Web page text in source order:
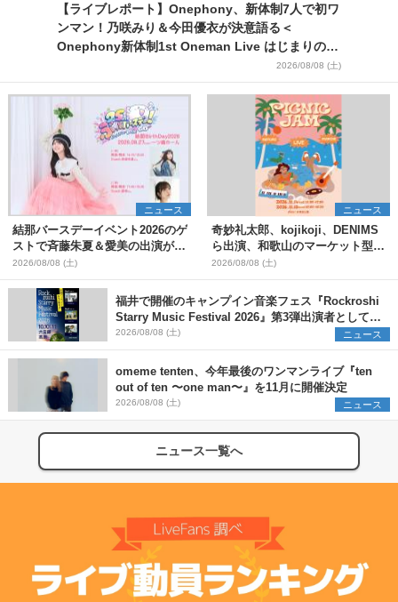
【ライブレポート】Onephony、新体制7人で初ワ
ンマン！乃咲みり＆今田優衣が決意語る＜
Onephony新体制1st Oneman Live はじまりの夏
2026/08/08 (土)
ニュース
結那バースデーイベント2026のゲ
ストで斉藤朱夏＆愛美の出演が決
定
2026/08/08 (土)
ニュース
奇妙礼太郎、kojikoji、DENIMS
ら出演、和歌山のマーケット型野
外イベント『PICNIC JAM
2026』早割チケット発売開始
2026/08/08 (土)
福井で開催のキャンプイン音楽フェス『Rockroshi
Starry Music Festival 2026』第3弾出演者として
SCOOBIE DO、かりゆし58、Reiを発表
2026/08/08 (土) ニュース
omeme tenten、今年最後のワンマンライブ『ten
out of ten 〜one man〜』を11月に開催決定
2026/08/08 (土) ニュース
ニュース一覧へ